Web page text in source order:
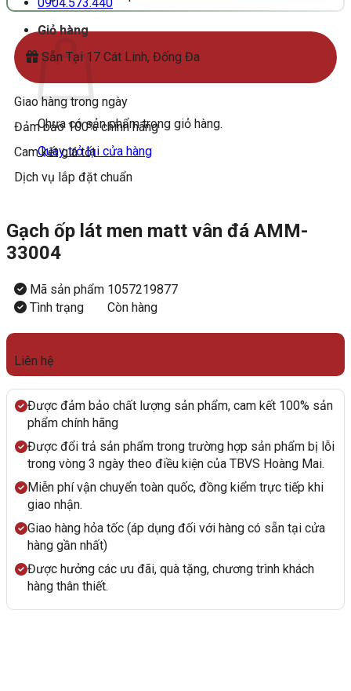
Giỏ hàng
Chưa có sản phẩm trong giỏ hàng.
Quay trở lại cửa hàng
Sẵn Tại 17 Cát Linh, Đống Đa
Giao hàng trong ngày
Đảm bảo 100% chính hãng
Cam kết giá tốt
Dịch vụ lắp đặt chuẩn
Gạch ốp lát men matt vân đá AMM-
33004
Mã sản phẩm 1057219877
Tình trạng
Còn hàng
Liên hệ
Được đảm bảo chất lượng sản phẩm, cam kết 100% sản
phẩm chính hãng
Được đổi trả sản phẩm trong trường hợp sản phẩm bị lỗi
trong vòng 3 ngày theo điều kiện của TBVS Hoàng Mai.
Miễn phí vận chuyển toàn quốc, đồng kiểm trực tiếp khi
giao nhận.
Giao hàng hỏa tốc (áp dụng đối với hàng có sẵn tại cửa
hàng gần nhất)
Được hưởng các ưu đãi, quà tặng, chương trình khách
hàng thân thiết.